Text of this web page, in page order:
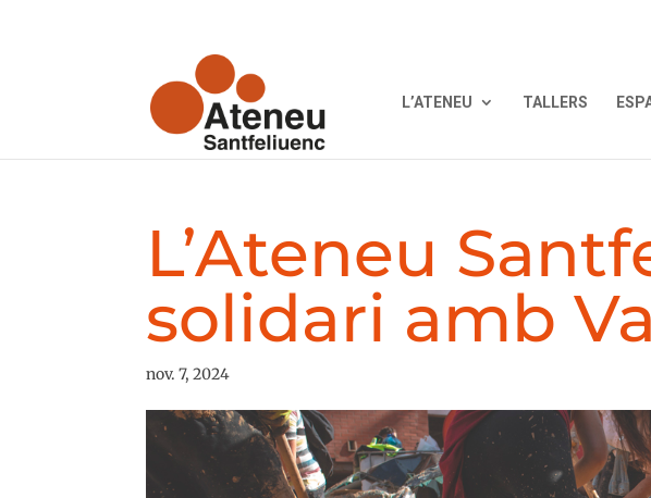
L’ATENEU TALLERS
L’Ateneu
solidari amb
nov. 7, 2024